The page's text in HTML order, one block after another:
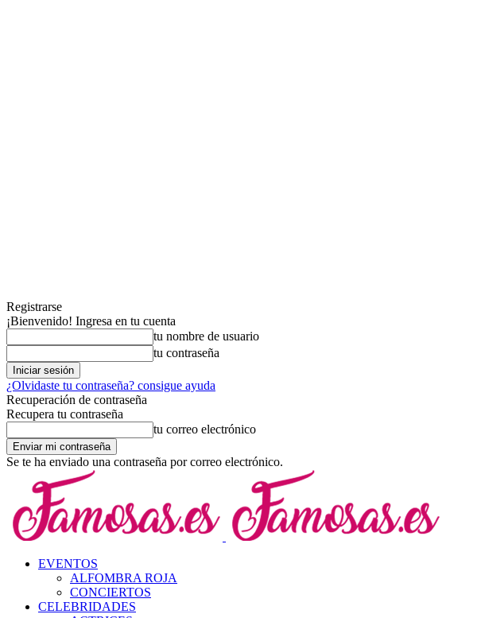
Registrarse
¡Bienvenido! Ingresa en tu cuenta
tu nombre de usuario
tu contraseña
¿Olvidaste tu contraseña? consigue ayuda
Recuperación de contraseña
Recupera tu contraseña
tu correo electrónico
Se te ha enviado una contraseña por correo electrónico.
EVENTOS
ALFOMBRA ROJA
CONCIERTOS
CELEBRIDADES